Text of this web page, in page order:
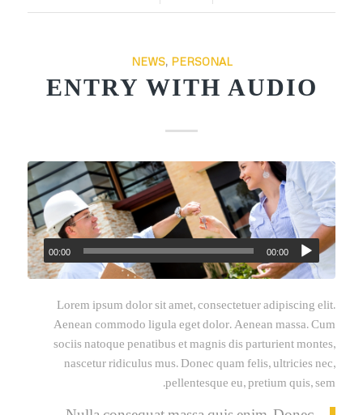
NEWS, PERSONAL
ENTRY WITH AUDIO
00:00
00:00
Lorem ipsum dolor sit amet, consectetuer adipiscing elit.
Aenean commodo ligula eget dolor. Aenean massa. Cum
sociis natoque penatibus et magnis dis parturient montes,
nascetur ridiculus mus. Donec quam felis, ultricies nec,
pellentesque eu, pretium quis, sem.